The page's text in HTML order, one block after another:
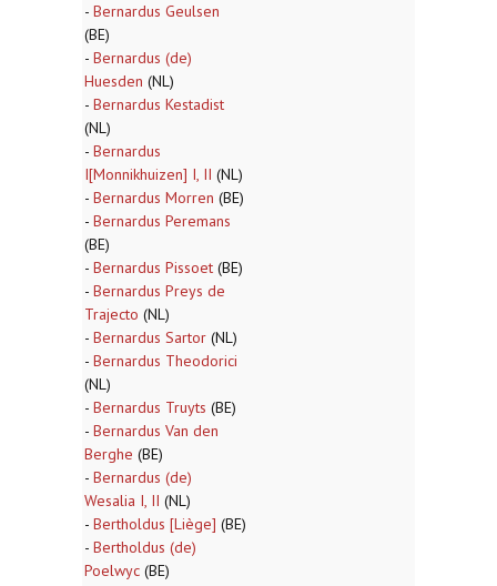
- Bernardus Geulsen
(BE)
- Bernardus (de)
Huesden (NL)
- Bernardus Kestadist
(NL)
- Bernardus
I[Monnikhuizen] I, II (NL)
- Bernardus Morren (BE)
- Bernardus Peremans
(BE)
- Bernardus Pissoet (BE)
- Bernardus Preys de
Trajecto (NL)
- Bernardus Sartor (NL)
- Bernardus Theodorici
(NL)
- Bernardus Truyts (BE)
- Bernardus Van den
Berghe (BE)
- Bernardus (de)
Wesalia I, II (NL)
- Bertholdus [Liège] (BE)
- Bertholdus (de)
Poelwyc (BE)